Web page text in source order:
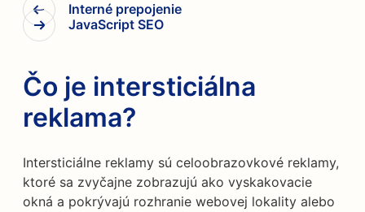
Interné prepojenie
JavaScript SEO
Čo je intersticiálna
reklama?
Intersticiálne reklamy sú celoobrazovkové reklamy,
ktoré sa zvyčajne zobrazujú ako vyskakovacie
okná a pokrývajú rozhranie webovej lokality alebo